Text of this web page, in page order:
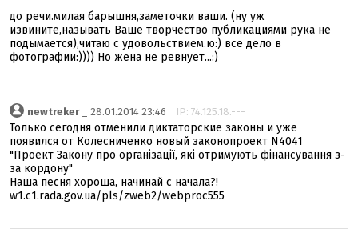
до речи.милая барышня,заметочки ваши. (ну уж
извините,называть Ваше творчество публикациями рука не
подымается),читаю с удовольствием.ю:) все дело в
фотографии:)))) Но жена не ревнует...:)
newtreker_ 28.01.2014 23:46 IP: 74.125.18.---
Только сегодня отменили диктаторские законы и уже
появился от Колесниченко новый законопроект N4041
"Проект Закону про організації, які отримують фінансування з-
за кордону"
Наша песня хороша, начинай с начала?!
w1.c1.rada.gov.ua/pls/zweb2/webproc555